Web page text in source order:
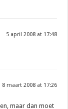
5 april 2008 at 17:48
8 maart 2008 at 17:26
maar dan moet